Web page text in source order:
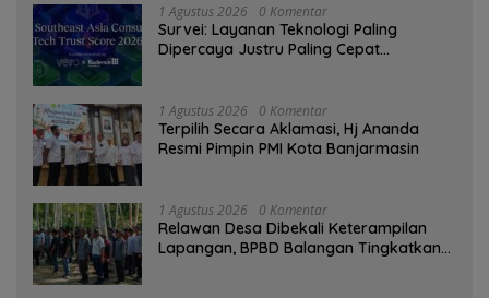
1 Agustus 2026 0 Komentar
Survei: Layanan Teknologi Paling
Dipercaya Justru Paling Cepat
1 Agustus 2026 0 Komentar
‎Terpilih Secara Aklamasi, Hj Ananda
Resmi Pimpin PMI Kota Banjarmasin
1 Agustus 2026 0 Komentar
Relawan Desa Dibekali Keterampilan
Lapangan, BPBD Balangan Tingkatkan